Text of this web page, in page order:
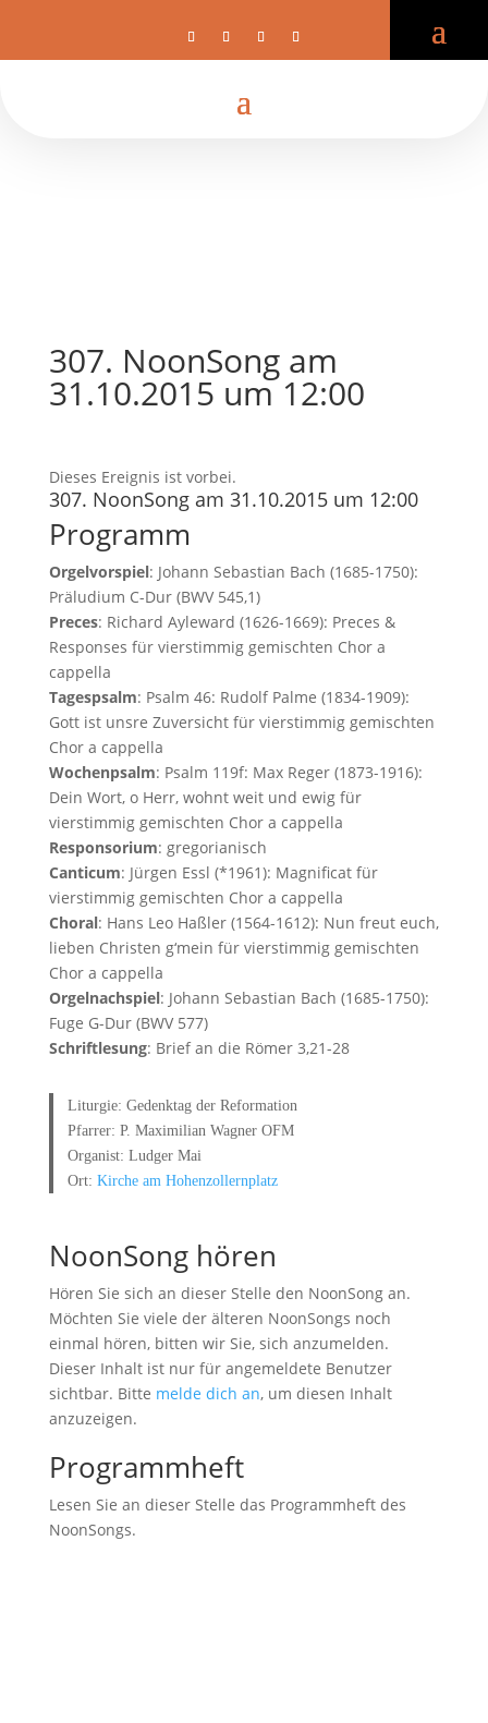
307. NoonSong am
31.10.2015 um 12:00
Dieses Ereignis ist vorbei.
307. NoonSong am 31.10.2015 um 12:00
Programm
Orgelvorspiel: Johann Sebastian Bach (1685-1750):
Präludium C-Dur (BWV 545,1)
Preces: Richard Ayleward (1626-1669): Preces &
Responses für vierstimmig gemischten Chor a
cappella
Tagespsalm: Psalm 46: Rudolf Palme (1834-1909):
Gott ist unsre Zuversicht für vierstimmig gemischten
Chor a cappella
Wochenpsalm: Psalm 119f: Max Reger (1873-1916):
Dein Wort, o Herr, wohnt weit und ewig für
vierstimmig gemischten Chor a cappella
Responsorium: gregorianisch
Canticum: Jürgen Essl (*1961): Magnificat für
vierstimmig gemischten Chor a cappella
Choral: Hans Leo Haßler (1564-1612): Nun freut euch,
lieben Christen g‘mein für vierstimmig gemischten
Chor a cappella
Orgelnachspiel: Johann Sebastian Bach (1685-1750):
Fuge G-Dur (BWV 577)
Schriftlesung: Brief an die Römer 3,21-28
Liturgie: Gedenktag der Reformation
Pfarrer: P. Maximilian Wagner OFM
Organist: Ludger Mai
Ort:Kirche am Hohenzollernplatz
NoonSong hören
Hören Sie sich an dieser Stelle den NoonSong an.
Möchten Sie viele der älteren NoonSongs noch
einmal hören, bitten wir Sie, sich anzumelden.
Dieser Inhalt ist nur für angemeldete Benutzer
sichtbar. Bitte melde dich an, um diesen Inhalt
anzuzeigen.
Programmheft
Lesen Sie an dieser Stelle das Programmheft des
NoonSongs.